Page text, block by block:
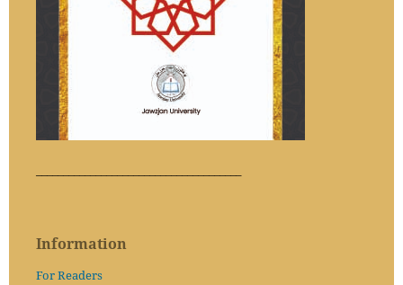
Information
For Readers